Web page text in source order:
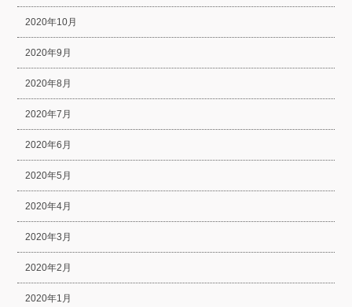
2020年10月
2020年9月
2020年8月
2020年7月
2020年6月
2020年5月
2020年4月
2020年3月
2020年2月
2020年1月